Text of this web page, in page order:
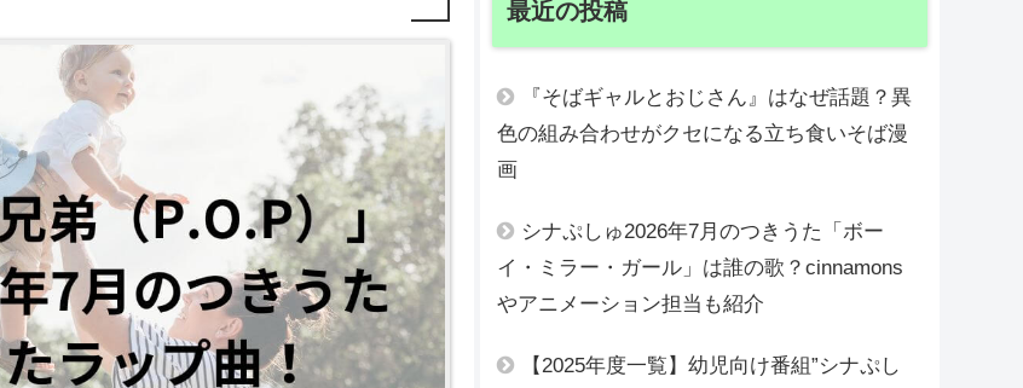
最近の投稿
『そばギャルとおじさん』はなぜ話題？異
色の組み合わせがクセになる立ち食いそば漫
画
シナぷしゅ2026年7月のつきうた「ボー
イ・ミラー・ガール」は誰の歌？cinnamons
やアニメーション担当も紹介
【2025年度一覧】幼児向け番組”シナぷし